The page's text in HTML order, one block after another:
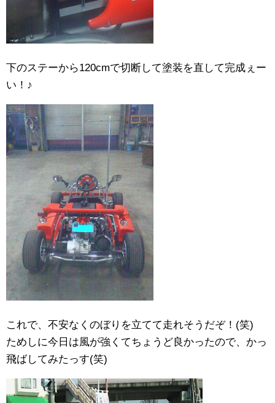
下のステーから120cmで切断して塗装を直して完成ぇー
い！♪
これで、不安なくのぼりを立てて走れそうだぞ！(笑)
ためしに今日は風が強くてちょうど良かったので、かっ
飛ばしてみたっす(笑)